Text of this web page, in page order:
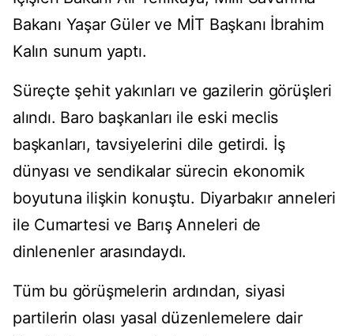
Bakanı Yaşar Güler ve MİT Başkanı İbrahim
Kalın sunum yaptı.
Süreçte şehit yakınları ve gazilerin görüşleri
alındı. Baro başkanları ile eski meclis
başkanları, tavsiyelerini dile getirdi. İş
dünyası ve sendikalar sürecin ekonomik
boyutuna ilişkin konuştu. Diyarbakır anneleri
ile Cumartesi ve Barış Anneleri de
dinlenenler arasındaydı.
Tüm bu görüşmelerin ardından, siyasi
partilerin olası yasal düzenlemelere dair